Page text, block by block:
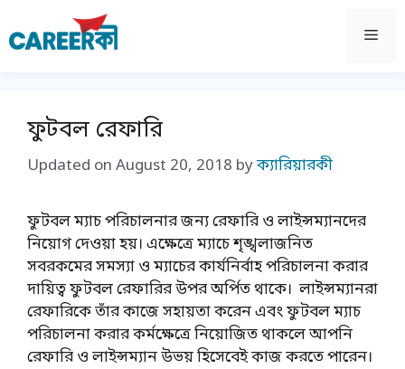
to
content
ফুটবল রেফারি
Updated on August 20, 2018 byক্যারিয়ারকী
ফুটবল ম্যাচ পরিচালনার জন্য রেফারি ও লাইন্সম্যানদের
নিয়োগ দেওয়া হয়। এক্ষেত্রে ম্যাচে শৃঙ্খলাজনিত
সবরকমের সমস্যা ও ম্যাচের কার্যনির্বাহ পরিচালনা করার
দায়িত্ব ফুটবল রেফারির উপর অর্পিত থাকে। লাইন্সম্যানরা
রেফারিকে তাঁর কাজে সহায়তা করেন এবং ফুটবল ম্যাচ
পরিচালনা করার কর্মক্ষেত্রে নিয়োজিত থাকলে আপনি
রেফারি ও লাইন্সম্যান উভয় হিসেবেই কাজ করতে পারেন।